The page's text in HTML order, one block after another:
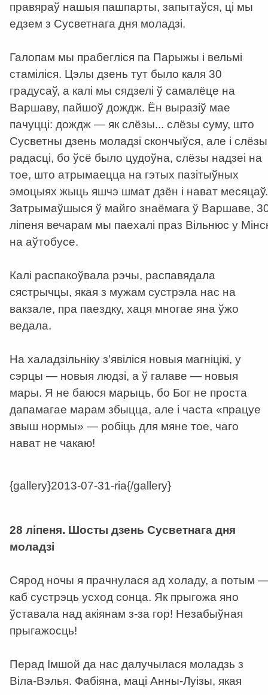
правяраў нашыя пашпарты, запытаўся, ці мы
едзем з Сусветнага дня моладзі.
Галопам мы прабегліся па Парыжы і вельмі
стаміліся. Цэлы дзень тут было каля 30
градусаў, а калі мы сядзелі ў самалёце на
Варшаву, пайшоў дождж. Ён выразіў мае
пачуцці: дождж — як слёзы... слёзы суму, што
Сусветны дзень моладзі скончыўся, але і слёзы
радасці, бо ўсё было цудоўна, слёзы надзеі на
тое, што атрымаецца на гэтых пазітыўных
эмоцыях жыць яшчэ шмат дзён і нават месяцаў.
Затрымаўшыся ў майго знаёмага ў Варшаве,
ліпеня вечарам мы паехалі праз Вільнюс у
на аўтобусе.
Калі распакоўвала рэчы, распавядала
сястрычцы, якая з мужам сустрэла нас на
вакзале, пра паездку, хаця многае яна ўжо
ведала.
На халадзільніку з’явіліся новыя магніцікі, у
сэрцы — новыя людзі, а ў галаве — новыя
мары. Я не баюся марыць, бо Бог не проста
дапамагае марам збыцца, але і часта «працуе
звыш нормы» — робіць для мяне тое, чаго
нават не чакаю!
{gallery}2013-07-31-ria{/gallery}
28 ліпеня. Шосты дзень Сусветнага дня
моладзі
Сярод ночы я прачнулася ад холаду, а потым
каб сустрэць усход сонца. Як прыгожа яно
ўставала над акіянам з-за гор! Незабыўная
прыгажосць!
Перад Імшой да нас далучылася моладзь з
Віла-Вэлья. Фабіяна, маці Анны-Луізы, якая